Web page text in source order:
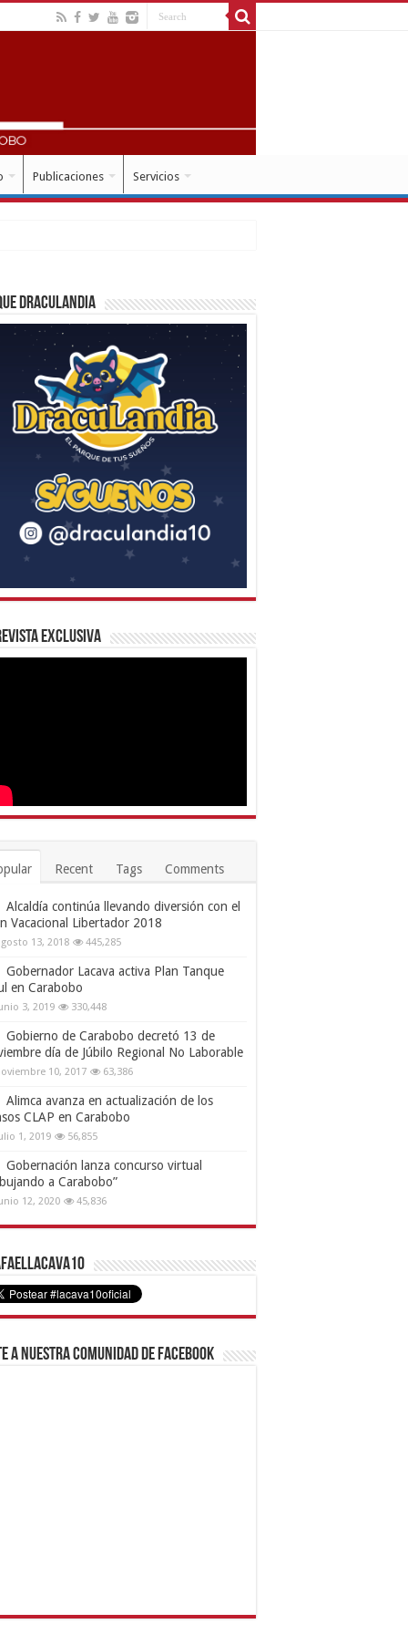
Publicaciones Servicios
Draculandia
Exclusiva
Recent Tags Comments
Alcaldía continúa llevando diversión con el
Vacacional Libertador 2018
13, 2018 445,285
Gobernador Lacava activa Plan Tanque
en Carabobo
3, 2019 330,448
Gobierno de Carabobo decretó 13 de
día de Júbilo Regional No Laborable
10, 2017 63,386
Alimca avanza en actualización de los
CLAP en Carabobo
1, 2019 56,855
Gobernación lanza concurso virtual
a Carabobo”
12, 2020 45,836
a nuestra comunidad de Facebook